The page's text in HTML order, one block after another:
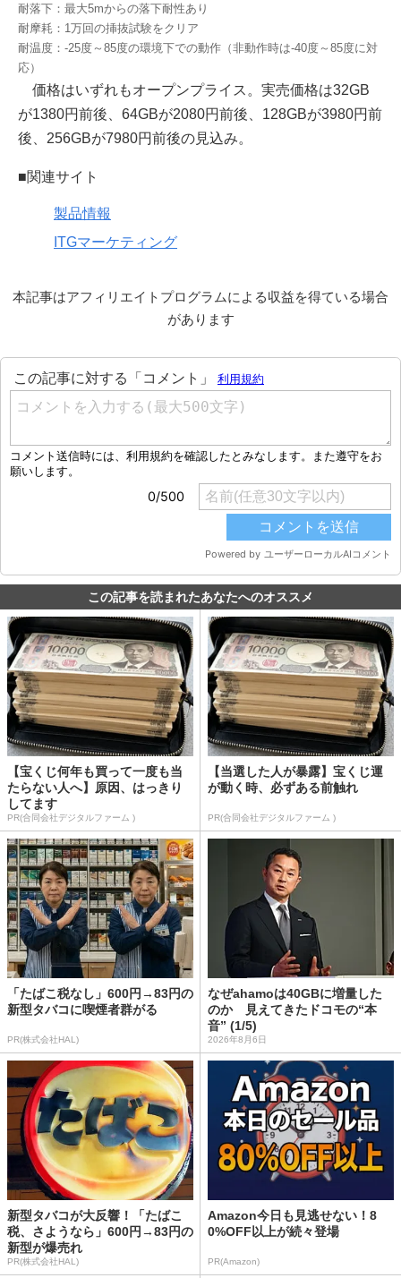
耐落下：最大5mからの落下耐性あり
耐摩耗：1万回の挿抜試験をクリア
耐温度：-25度～85度の環境下での動作（非動作時は-40度～85度に対
応）
価格はいずれもオープンプライス。実売価格は32GB
が1380円前後、64GBが2080円前後、128GBが3980円前
後、256GBが7980円前後の見込み。
■関連サイト
製品情報
ITGマーケティング
本記事はアフィリエイトプログラムによる収益を得ている場合
があります
この記事を読まれたあなたへのオススメ
【宝くじ何年も買って一度も当
たらない人へ】原因、はっきり
してます
PR(合同会社デジタルファーム )
【当選した人が暴露】宝くじ運
が動く時、必ずある前触れ
PR(合同会社デジタルファーム )
「たばこ税なし」600円→83円の
新型タバコに喫煙者群がる
PR(株式会社HAL)
なぜahamoは40GBに増量した
のか 見えてきたドコモの“本
音” (1/5)
2026年8月6日
新型タバコが大反響！「たばこ
税、さようなら」600円→83円の
新型が爆売れ
PR(株式会社HAL)
Amazon今日も見逃せない！8
0%OFF以上が続々登場
PR(Amazon)